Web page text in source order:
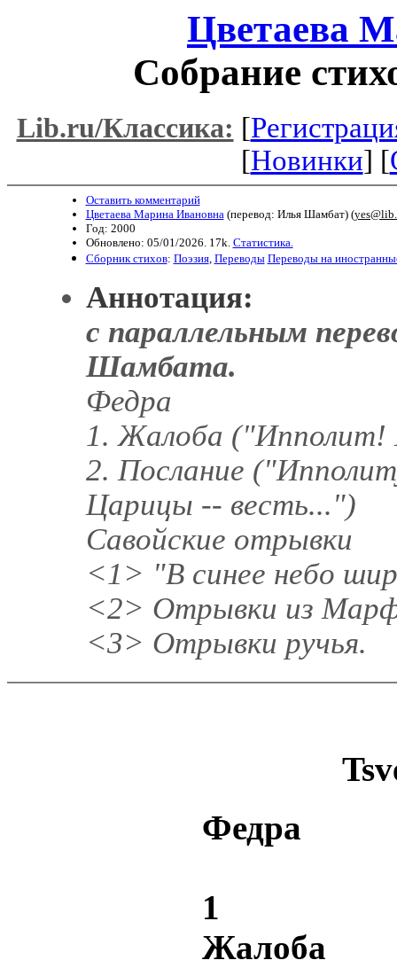
Цветаева
Собрание
Lib.ru/Классика: [
[Новинки] [
Оставить комментарий
Цветаева Марина Ивановна (перевод: Илья Шамбат) (
Год: 2000
Обновлено: 05/01/2026. 17k. Статистика.
Сборник стихов: Поэзия, Переводы Переводы на
Аннотация:
с параллельным
Шамбата.
Федра
1. Жалоба
2. Послание
Царицы -- весть...")
Савойские отрывки
<1> "В синее небо
<2> Отрывки из
<3> Отрывки ручья.
Федра
1
Жалоба